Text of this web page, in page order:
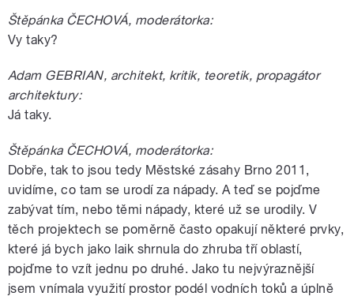
Štěpánka ČECHOVÁ, moderátorka:
Vy taky?
Adam GEBRIAN, architekt, kritik, teoretik, propagátor
architektury:
Já taky.
Štěpánka ČECHOVÁ, moderátorka:
Dobře, tak to jsou tedy Městské zásahy Brno 2011,
uvidíme, co tam se urodí za nápady. A teď se pojďme
zabývat tím, nebo těmi nápady, které už se urodily. V
těch projektech se poměrně často opakují některé prvky,
které já bych jako laik shrnula do zhruba tří oblastí,
pojďme to vzít jednu po druhé. Jako tu nejvýraznější
jsem vnímala využití prostor podél vodních toků a úplně